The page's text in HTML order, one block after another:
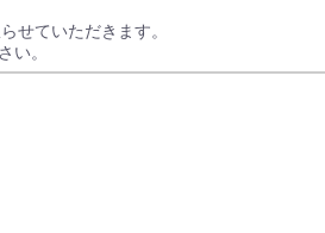
せていただきます。
い。